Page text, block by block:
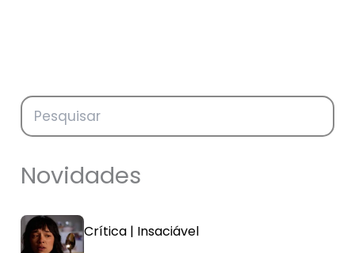
Novidades
Crítica | Insaciável